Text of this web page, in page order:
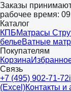
Заказы
рабочее время:
Каталог
КПБМатрасы
бельеВатные
Покупателям
Корзина
Связь
+7 (495) 902-71-72
(Excel)Контакты и